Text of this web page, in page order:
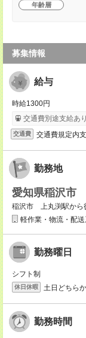
年齢層
募集情報
給与
時給1300円
交通費別途支給あり
交通費 交通費規定内
勤務地
愛知県稲沢市
稲沢市 上丸渕駅から
軽作業・物流・配
勤務曜日
シフト制
休日休暇 土日どちら
勤務時間